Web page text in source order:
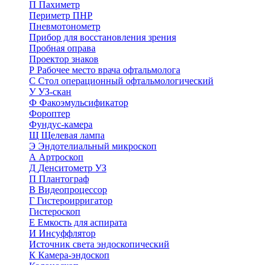
П Пахиметр
Периметр ПНР
Пневмотонометр
Прибор для восстановления зрения
Пробная оправа
Проектор знаков
Р Рабочее место врача офтальмолога
С Стол операционный офтальмологический
УУЗ-скан
Ф Факоэмульсификатор
Фороптер
Фундус-камера
Щ Щелевая лампа
Э Эндотелиальный микроскоп
А Артроскоп
Д Денситометр УЗ
П Плантограф
В Видеопроцессор
Г Гистероирригатор
Гистероскоп
Е Емкость для аспирата
И Инсуффлятор
Источник света эндоскопический
К Камера-эндоскоп